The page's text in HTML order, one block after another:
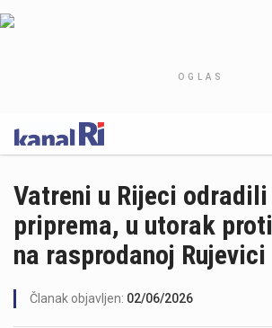
OGLAS
Vatreni u Rijeci
priprema, u utorak
na rasprodanoj Rujevici
Članak objavljen: 02/06/2026